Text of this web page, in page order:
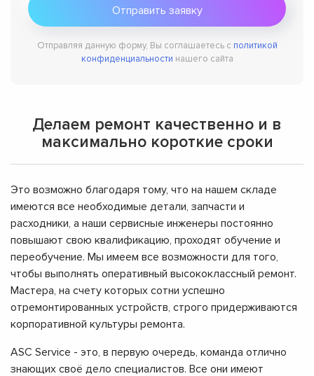
Отправляя данную форму, Вы соглашаетесь с политикой
конфиденциальности нашего сайта
Делаем ремонт качественно и в
максимально короткие сроки
Это возможно благодаря тому, что на нашем складе
имеются все необходимые детали, запчасти и
расходники, а наши сервисные инженеры постоянно
повышают свою квалификацию, проходят обучение и
переобучение. Мы имеем все возможности для того,
чтобы выполнять оперативный высококлассный ремонт.
Мастера, на счету которых сотни успешно
отремонтированных устройств, строго придерживаются
корпоративной культуры ремонта.
ASC Service - это, в первую очередь, команда отлично
знающих своё дело специалистов. Все они имеют